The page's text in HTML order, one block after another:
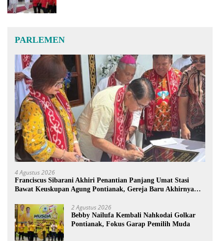
PARLEMEN
4 Agustus 2026
Franciscus Sibarani Akhiri Penantian Panjang Umat Stasi
Bawat Keuskupan Agung Pontianak, Gereja Baru Akhirnya
2 Agustus 2026
Bebby Nailufa Kembali Nahkodai Golkar
Pontianak, Fokus Garap Pemilih Muda